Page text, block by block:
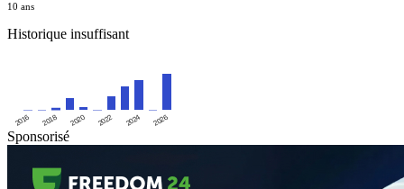
10 ans
Historique insuffisant
2016 2018 2020 2022 2024 2026
Sponsorisé